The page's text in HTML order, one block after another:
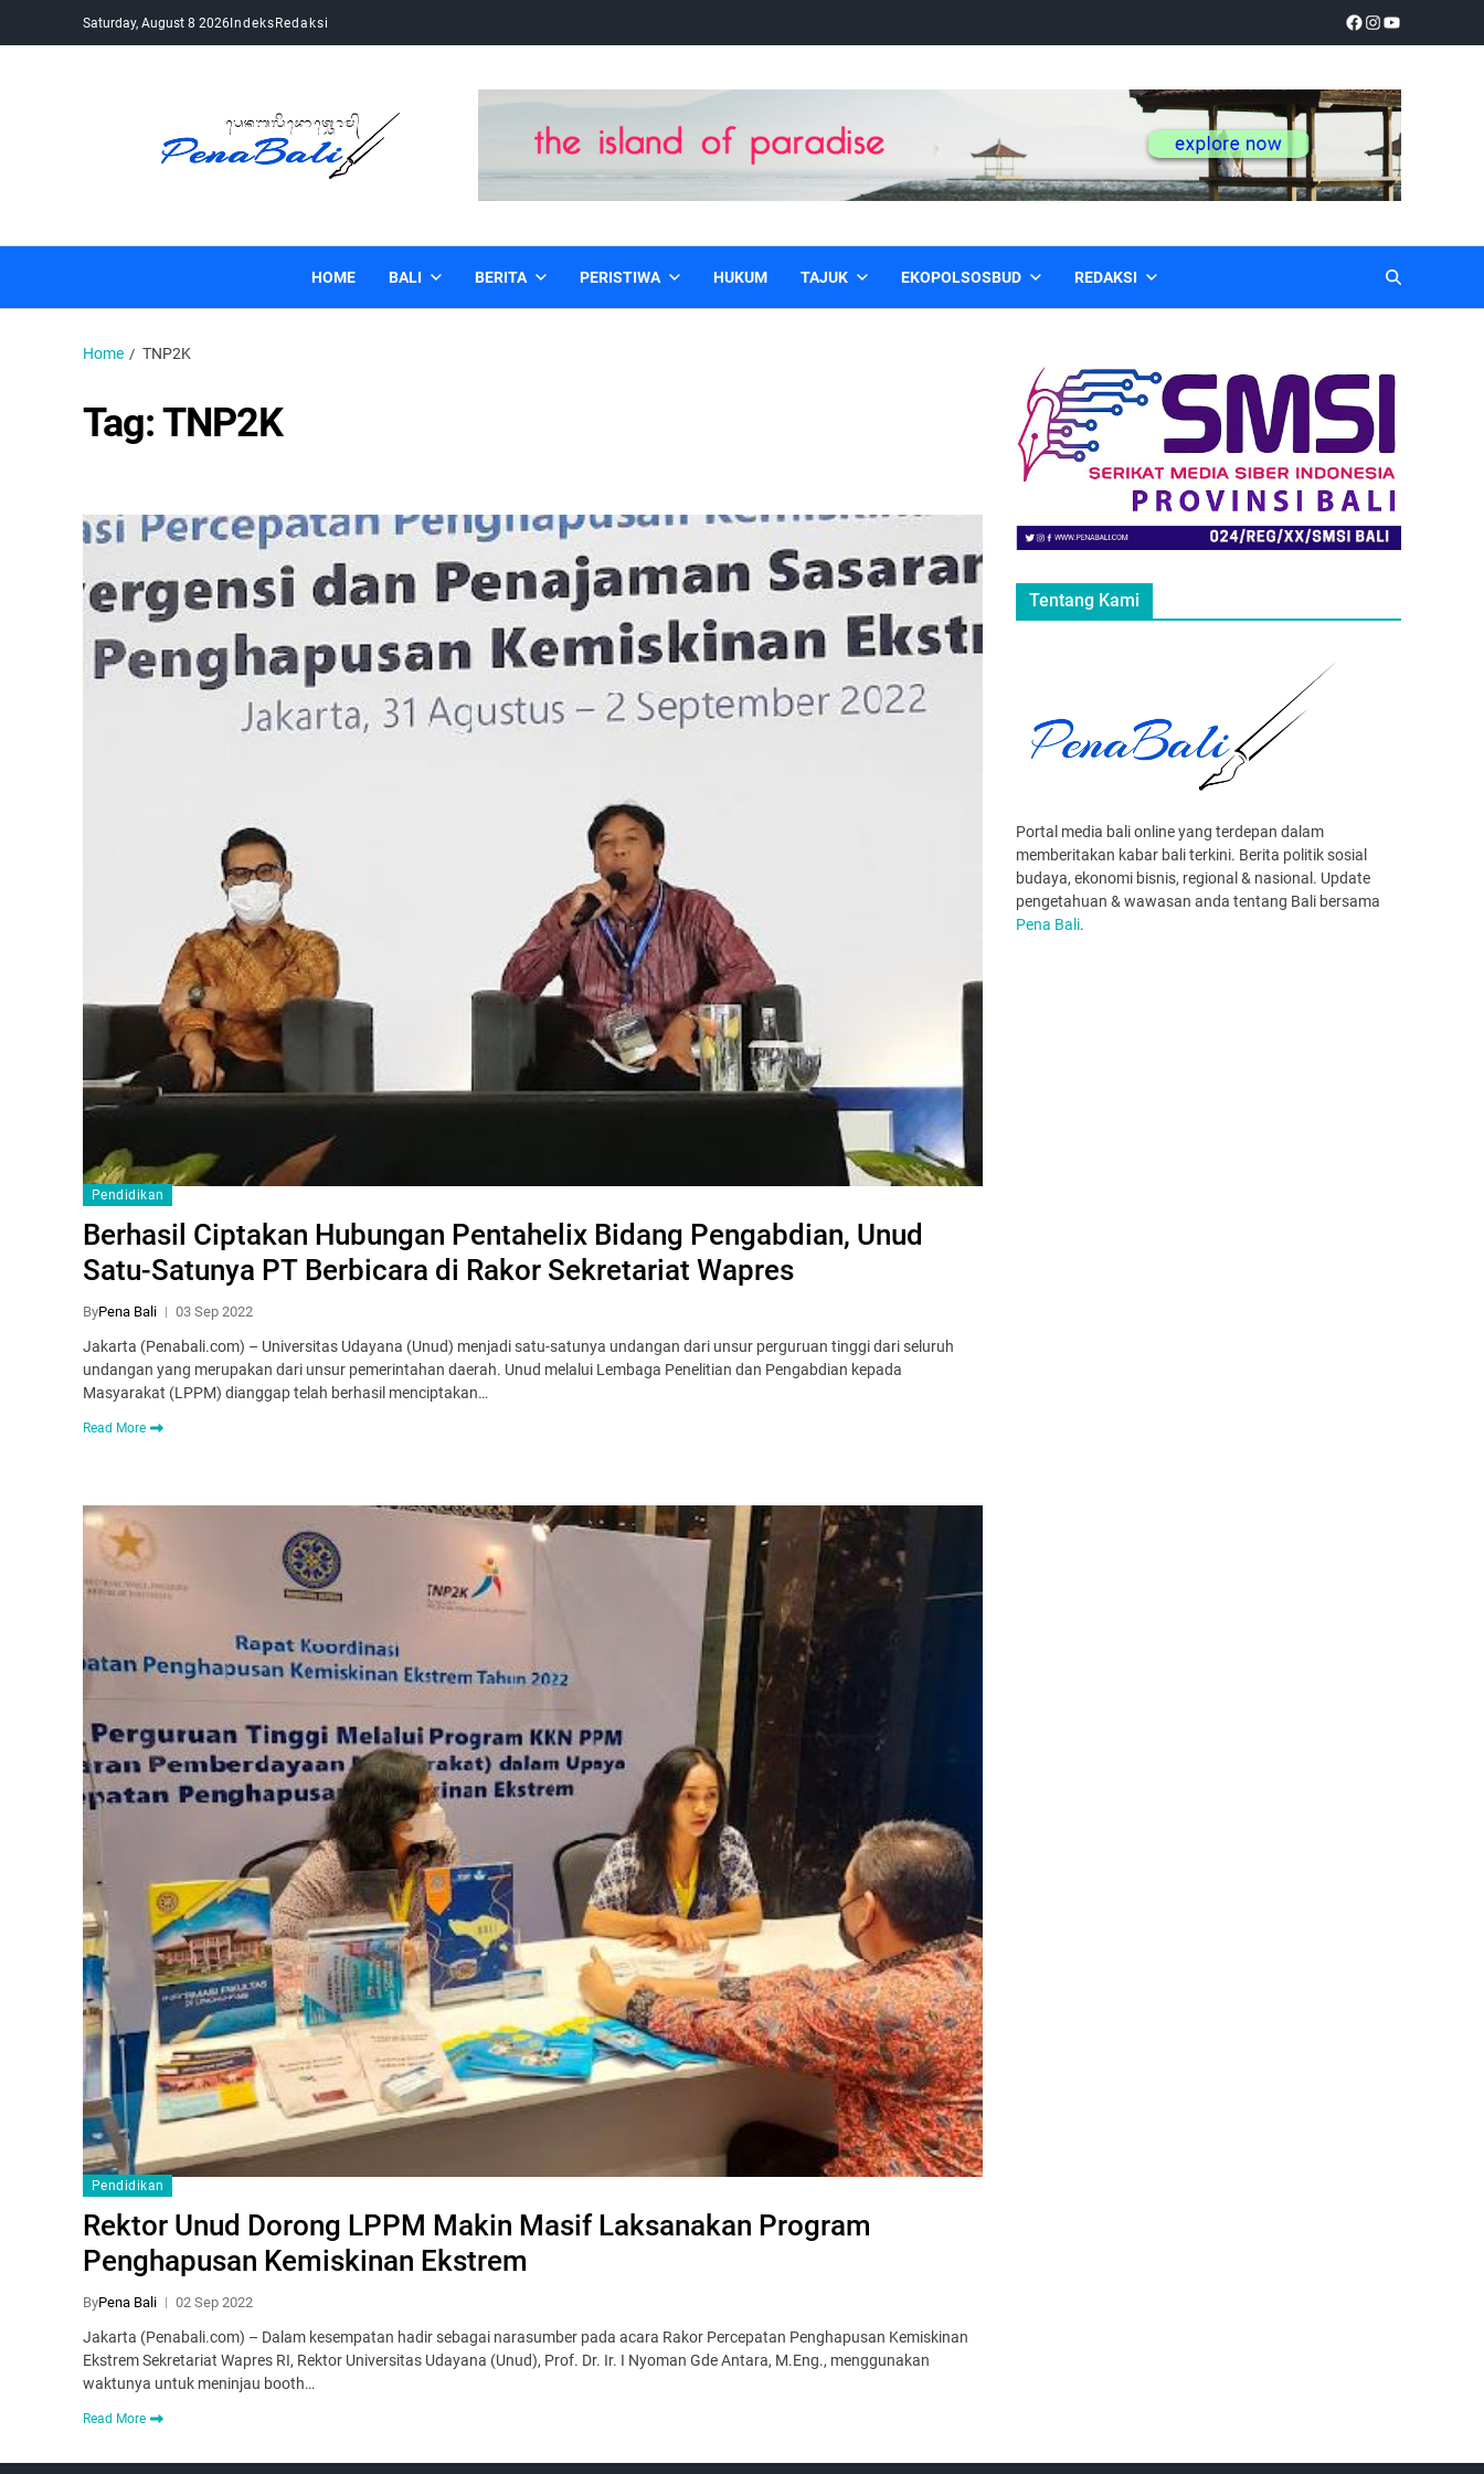
Saturday, August 8 2026IndeksRedaksi
HOME BALI BERITA PERISTIWA HUKUM TAJUK EKOPOLSOSBUD REDAKSI
Home TNP2K
Tag:TNP2K
Pendidikan
Berhasil Ciptakan Hubungan Pentahelix Bidang Pengabdian, Unud
Satu-Satunya PT Berbicara di Rakor Sekretariat Wapres
ByPena Bali 03 Sep 2022
Jakarta (Penabali.com) – Universitas Udayana (Unud) menjadi satu-satunya undangan dari unsur perguruan tinggi dari seluruh
undangan yang merupakan dari unsur pemerintahan daerah. Unud melalui Lembaga Penelitian dan Pengabdian kepada
Masyarakat (LPPM) dianggap telah berhasil menciptakan…
Read More
Pendidikan
Rektor Unud Dorong LPPM Makin Masif Laksanakan Program
Penghapusan Kemiskinan Ekstrem
ByPena Bali 02 Sep 2022
Jakarta (Penabali.com) – Dalam kesempatan hadir sebagai narasumber pada acara Rakor Percepatan Penghapusan Kemiskinan
Ekstrem Sekretariat Wapres RI, Rektor Universitas Udayana (Unud), Prof. Dr. Ir. I Nyoman Gde Antara, M.Eng., menggunakan
waktunya untuk meninjau booth…
Read More
Tentang Kami
Portal media bali online yang terdepan dalam
memberitakan kabar bali terkini. Berita politik sosial
budaya, ekonomi bisnis, regional & nasional. Update
pengetahuan & wawasan anda tentang Bali bersama
Pena Bali.